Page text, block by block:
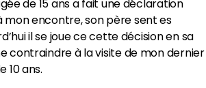
de 15 ans a fait une déclaration
mon encontre, son père sent es
il se joue ce cette décision en sa
contraindre à la visite de mon dernier
10 ans.